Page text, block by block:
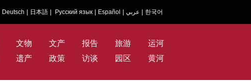
Deutsch 日本語 Русский язык Español عربي 한국어
文物 文产 报告 旅游
运河
遗产 政策 访谈 园区 黄河